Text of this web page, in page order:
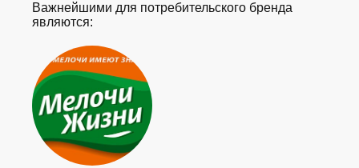
Важнейшими для потребительского бренда
являются: